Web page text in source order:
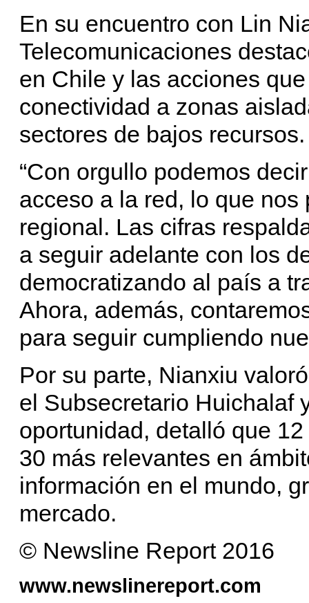
En su encuentro con Lin
Telecomunicaciones
en Chile y las acciones
conectividad a zonas
sectores de bajos recursos.
“Con orgullo podemos
acceso a la red, lo que
regional. Las cifras
a seguir adelante con los
democratizando al país a
Ahora, además,
para seguir cumpliendo
Por su parte, Nianxiu
el Subsecretario Huichalaf
oportunidad, detalló que
30 más relevantes en
información en el mundo,
mercado.
© Newsline Report 2016
www.newslinereport.com